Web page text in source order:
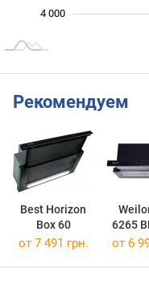
4 000
Рекомендуем
Best Horizon
Box 60
6265
LED
от 7 491 грн. от 6